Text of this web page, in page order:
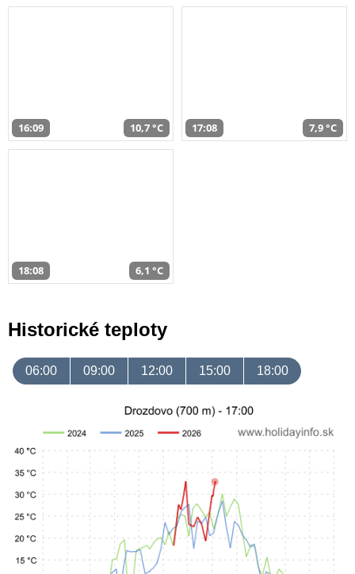
16:09 10,7 °C 17:08 7,9 °C
18:08 6,1 °C
Historické teploty
06:00 09:00 12:00 15:00 18:00